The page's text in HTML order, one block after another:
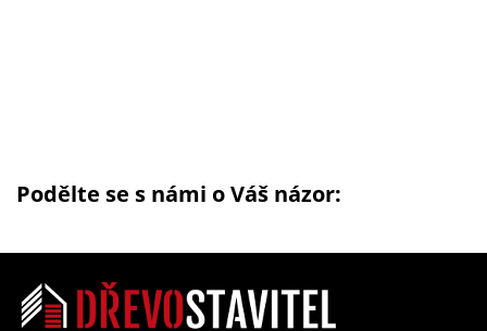
Podělte se s námi o Váš názor: